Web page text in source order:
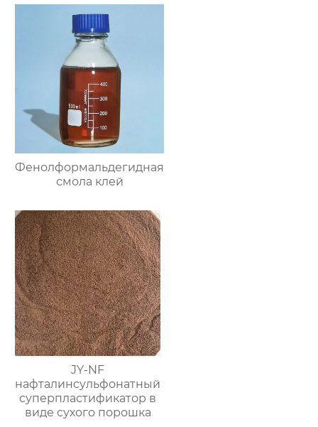
Фенолформальдегидная
смола клей
JY-NF
нафталинсульфонатный
суперпластификатор в
виде сухого порошка